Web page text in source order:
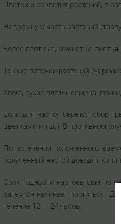
Цветки и соцветия растений, в
Надземную часть растений
Более плотные, кожистые листья
Тонкие веточки растений
Хвою, сухие плоды, семена,
Если для настоя берётся сбор
цветками и т.д.). В противном
По истечении положенного
полученный настой доводят
Срок годности настоев сам по
затем он начинает портиться.
течение 12 — 24 часов.